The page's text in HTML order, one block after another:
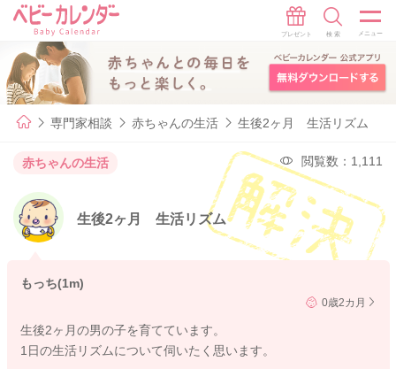
専門家相談 赤ちゃんの生活 生後2ヶ月 生活リズム
赤ちゃんの生活 閲覧数：1,111
生後2ヶ月 生活リズム
もっち(1m)
0歳2カ月
生後2ヶ月の男の子を育てています。
1日の生活リズムについて伺いたく思います。